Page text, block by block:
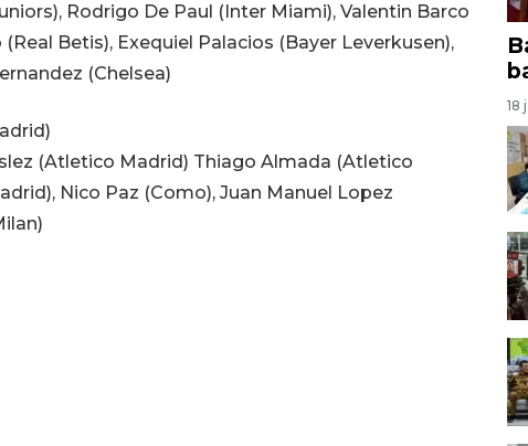
Rodrigo De Paul (Inter Miami), Valentin Barco
Betis), Exequiel Palacios (Bayer Leverkusen),
(Chelsea)
(Atletico Madrid) Thiago Almada (Atletico
Nico Paz (Como), Juan Manuel Lopez
18